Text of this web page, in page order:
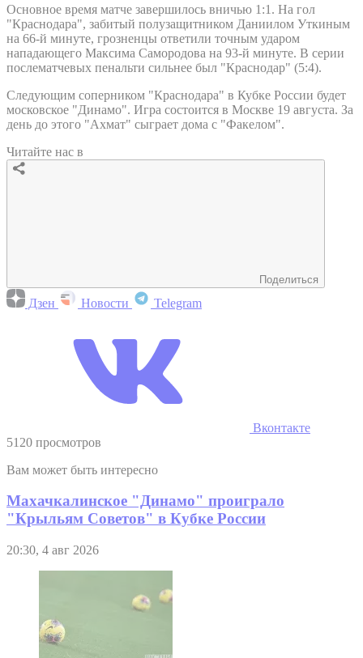
Основное время матче завершилось вничью 1:1. На гол
"Краснодара", забитый полузащитником Даниилом Уткиным
на 66-й минуте, грозненцы ответили точным ударом
нападающего Максима Самородова на 93-й минуте. В серии
послематчевых пенальти сильнее был "Краснодар" (5:4).
Следующим соперником "Краснодара" в Кубке России будет
московское "Динамо". Игра состоится в Москве 19 августа. За
день до этого "Ахмат" сыграет дома с "Факелом".
Читайте нас в
Поделиться
Дзен Новости Telegram
Вконтакте
5120 просмотров
Вам может быть интересно
Махачкалинское "Динамо" проиграло
"Крыльям Советов" в Кубке России
20:30, 4 авг 2026